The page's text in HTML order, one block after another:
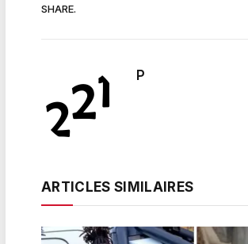
SHARE.
P
ARTICLES SIMILAIRES